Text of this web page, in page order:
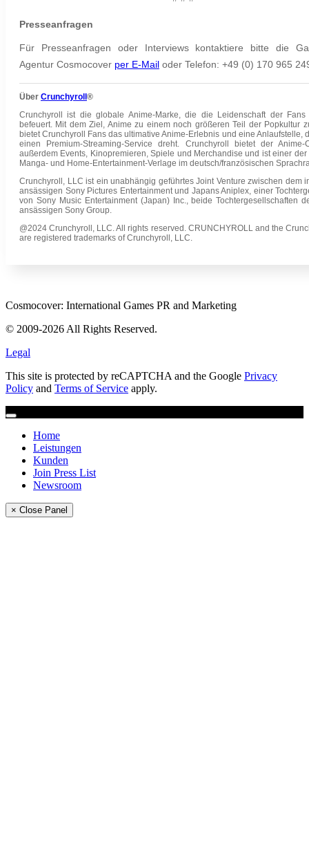
Presseanfragen
Für Presseanfragen oder Interviews kontaktiere bitte die
Agentur Cosmocover per E-Mail oder Telefon: +49 (0) 170 965
Über Crunchyroll®
Crunchyroll ist die globale Anime-Marke, die die Leidenschaft der Fans
befeuert. Mit dem Ziel, Anime zu einem noch größeren Teil der Popkultur
bietet Crunchyroll Fans das ultimative Anime-Erlebnis und eine Anlaufstelle,
einen Premium-Streaming-Service dreht. Crunchyroll bietet der Anime-
außerdem Events, Kinopremieren, Spiele und Merchandise und ist einer
Manga- und Home-Entertainment-Verlage im deutsch/französischen
Crunchyroll, LLC ist ein unabhängig geführtes Joint Venture zwischen dem
ansässigen Sony Pictures Entertainment und Japans Aniplex, einer
von Sony Music Entertainment (Japan) Inc., beide Tochtergesellschaften
ansässigen Sony Group.
@2024 Crunchyroll, LLC. All rights reserved. CRUNCHYROLL and the
are registered trademarks of Crunchyroll, LLC.
Cosmocover: International Games PR and Marketing
© 2009-2026 All Rights Reserved.
Legal
This site is protected by reCAPTCHA and the Google Privacy
Policy and Terms of Service apply.
Home
Leistungen
Kunden
Join Press List
Newsroom
× Close Panel